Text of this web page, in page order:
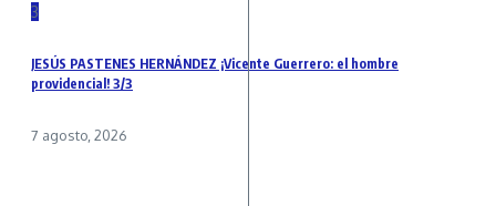
3
JESÚS PASTENES HERNÁNDEZ ¡Vicente Guerrero: el hombre
providencial! 3/3
7 agosto, 2026